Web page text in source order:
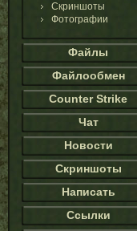
Скриншоты
Фотографии
Файлы
Файлообмен
Counter Strike
Чат
Новости
Скриншоты
Написать
Ссылки